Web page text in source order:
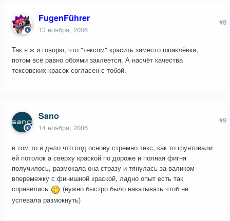
FugenFührer
13 ноября, 2006
#8
Так я ж и говорю, что "тексом" красить заместо шпаклёвки,
потом всё равно обоями заклеется. А насчёт качества
тексовских красок согласен с тобой.
Sano
14 ноября, 2006
#9
в том то и дело что под основу стремно текс, как то грунтовали
ей потолок а сверху краской по дороже и полная фигня
получилось, размокала она стразу и тянулась за валиком
вперемежку с финишной краской, ладно опыт есть так
справились
(нужно быстро было накатывать чтоб не
успевала размокнуть)